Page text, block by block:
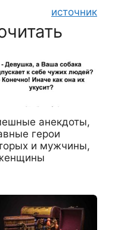
источник
анекдоты,
герои
и мужчины,